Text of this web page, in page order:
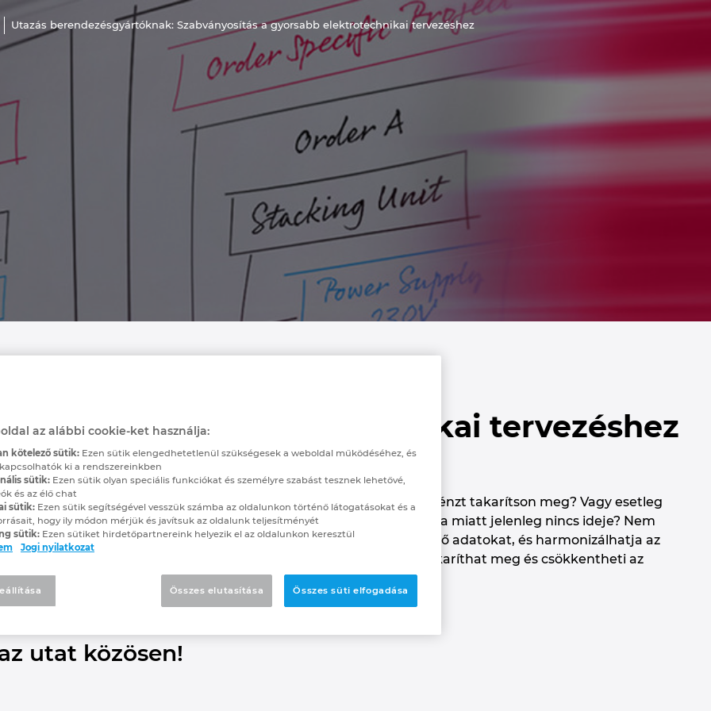
Utazás berendezésgyártóknak: Szabványosítás a gyorsabb elektrotechnikai tervezéshez
nagy hatásfokkal:
a gyors elektrotechnikai tervezéshez
a folyamatok optimalizálásában gondolkodik, hogy időt és pénzt takarítson meg? Vagy esetleg
ahol sok változást kell átvezetni és a képzett munkaerő hiánya miatt jelenleg nincs ideje? Nem
segítségével sablonokat használhat, újra felhasználhatja a meglévő adatokat, és harmonizálhatja az
az elektromos tervezés szabványosítása érdekében, így időt takaríthat meg és csökkentheti az
függőséget. Ott vagyunk Önért, az út minden egyes lépésénél.
utat közösen!
az alábbi cookie-ket használja:
kötelező sütik: Ezen sütik elengedhetetlenül szükségesek a weboldal működéséhez, és
ki a rendszereinkben
sütik: Ezen sütik olyan speciális funkciókat és személyre szabást tesznek lehetővé,
és az élő chat
sütik: Ezen sütik segítségével vesszük számba az oldalunkon történő látogatásokat és a
hogy ily módon mérjük és javítsuk az oldalunk teljesítményét
sütik: Ezen sütiket hirdetőpartnereink helyezik el az oldalunkon keresztül
Jogi nyilatkozat
Összes elutasítása Összes süti elfogadása